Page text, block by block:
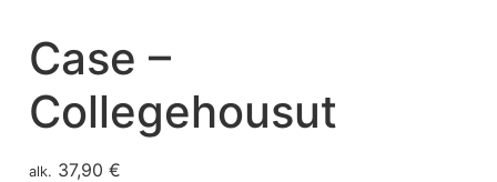
Case –
Collegehousut
alk. 37,90 €